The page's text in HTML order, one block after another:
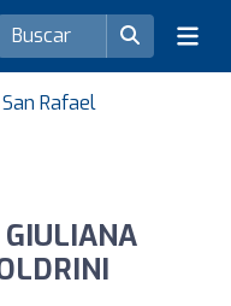
Rafael